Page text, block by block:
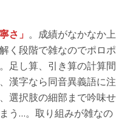
さ」 。成績がなかなか上
く段階で雑なのでポロポ
足し算、引き算の計算間
漢字なら同音異義語に注
選択肢の細部まで吟味せ
う…。取り組みが雑なの